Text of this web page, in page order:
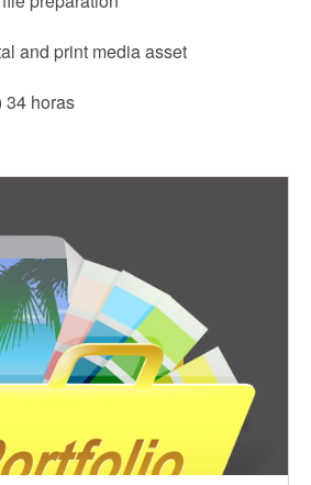
and print media asset
34 horas